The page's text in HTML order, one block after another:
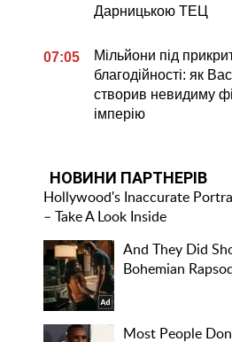
Дарницькою ТЕЦ
07:05
Мільйони під
благодійності: як
створив невидиму
імперію